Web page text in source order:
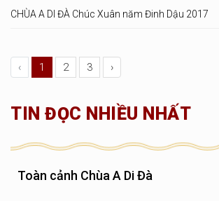
CHÙA A DI ĐÀ Chúc Xuân năm Đinh Dậu 2017
‹ 1 2 3 ›
TIN ĐỌC NHIỀU NHẤT
Toàn cảnh Chùa A Di Đà